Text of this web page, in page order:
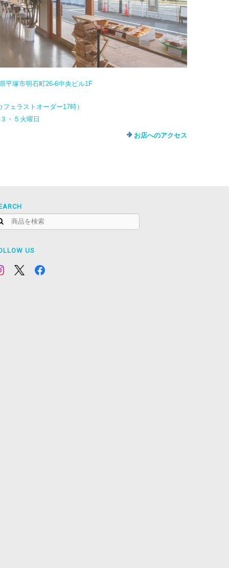
平塚市明石町26-6中央ビル1F
ェラストオーダー17時）
・５火曜日
お店へのアクセス
US